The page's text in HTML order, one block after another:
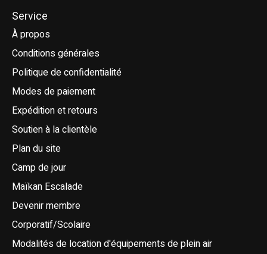
Service
À propos
Conditions générales
Politique de confidentialité
Modes de paiement
Expédition et retours
Soutien à la clientèle
Plan du site
Camp de jour
Maïkan Escalade
Devenir membre
Corporatif/Scolaire
Modalités de location d'équipements de plein air